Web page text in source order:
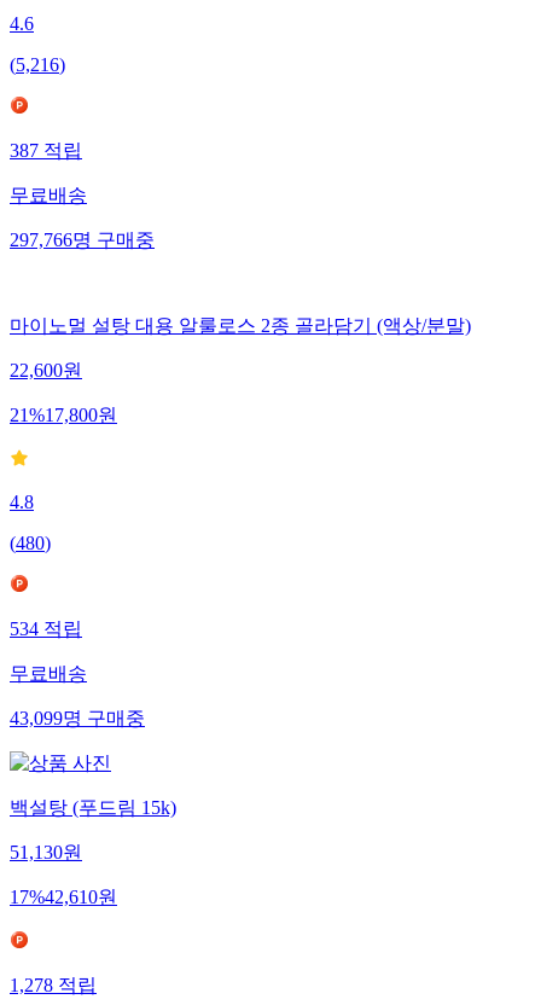
4.6
(5,216)
387적립
무료배송
297,766명구매중
마이노멀 설탕 대용 알룰로스 2종 골라담기 (액상/분말)
22,600원
21%17,800원
4.8
(480)
534적립
무료배송
43,099명구매중
백설탕 (푸드림 15k)
51,130원
17%42,610원
1,278적립